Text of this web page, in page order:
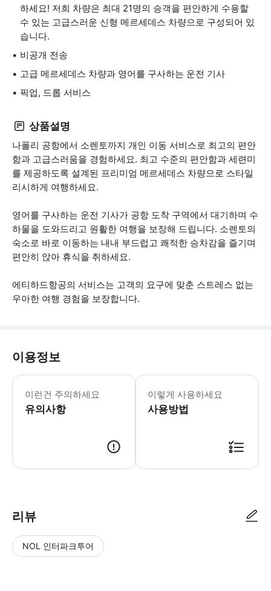
하세요! 저희 차량은 최대 21명의 승객을 편안하게 수용할
수 있는 고급스러운 신형 메르세데스 차량으로 구성되어 있
습니다.
비공개 전송
고급 메르세데스 차량과 영어를 구사하는 운전 기사
픽업, 드롭 서비스
상품설명
나폴리 공항에서 소렌토까지 개인 이동 서비스로 최고의 편안
함과 고급스러움을 경험하세요. 최고 수준의 편안함과 세련미
를 제공하도록 설계된 프리미엄 메르세데스 차량으로 스타일
리시하게 여행하세요.
영어를 구사하는 운전 기사가 공항 도착 구역에서 대기하며 수
하물을 도와드리고 원활한 여행을 보장해 드립니다. 소렌토의
숙소로 바로 이동하는 내내 부드럽고 쾌적한 승차감을 즐기며
편안히 앉아 휴식을 취하세요.
에티하드항공의 서비스는 고객의 요구에 맞춘 스트레스 없는
우아한 여행 경험을 보장합니다.
이용정보
이런건 주의하세요
유의사항
* 소요시간 : 90분 (옵션에 따라 소요
이렇게 사용하세요
사용방법
리뷰
NOL 인터파크투어